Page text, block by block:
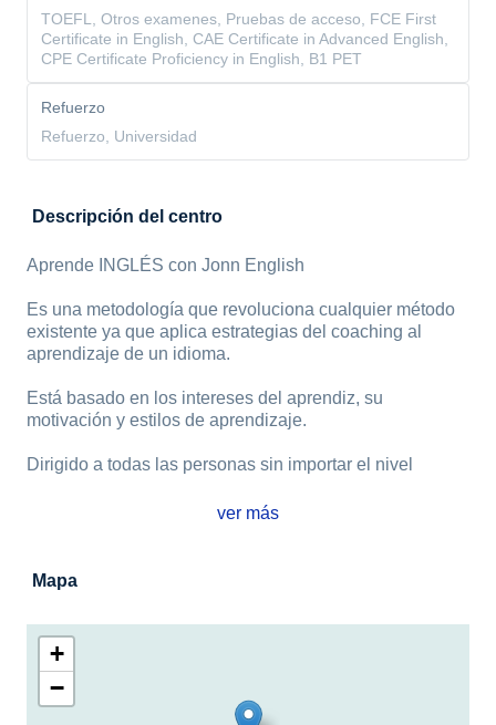
TOEFL, Otros examenes, Pruebas de acceso, FCE First
Certificate in English, CAE Certificate in Advanced English,
CPE Certificate Proficiency in English, B1 PET
Refuerzo
Refuerzo, Universidad
Descripción del centro
Aprende INGLÉS con Jonn English
Es una metodología que revoluciona cualquier método
existente ya que aplica estrategias del coaching al
aprendizaje de un idioma.
Está basado en los intereses del aprendiz, su
motivación y estilos de aprendizaje.
Dirigido a todas las personas sin importar el nivel
ver más
Mapa
+
−